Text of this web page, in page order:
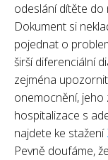
odeslání dítěte do
Dokument si
pojednat o
širší diferenciální
zejména
onemocnění,
hospitalizace s
najdete ke stažení
Pevně doufáme,